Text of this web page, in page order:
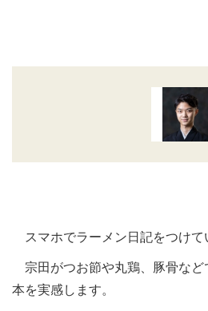
スマホでラーメン日記をつけて
宗田がつお節や丸鶏、豚骨など
本を実感します。